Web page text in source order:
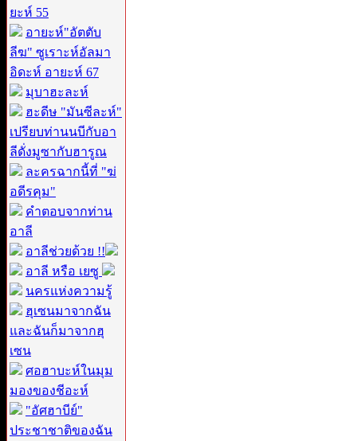
ยะห์ 55
อายะห์"อัตตับ
ลีฆ" ซูเราะห์อัลมา
อิดะห์ อายะห์ 67
มุบาฮะละห์
ฮะดีษ "มันซีละห์"
เปรียบท่านนบีกับอา
ลีดั่งมูซากับฮารูณ
ละครฉากนี้ที่ "ฆ่
อดีรคุม"
คำตอบจากท่าน
อาลี
อาลีช่วยด้วย !!
อาลี หรือ เยซู
นครแห่งความรู้
ฮุเซนมาจากฉัน
และฉันก็มาจากฮุ
เซน
ศอฮาบะห์ในมุม
มองของชีอะห์
"อัศฮาบีย์"
ประชาชาติของฉัน